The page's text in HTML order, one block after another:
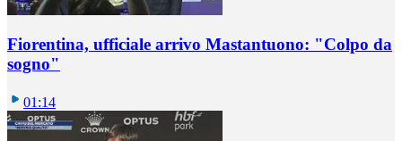
Fiorentina, ufficiale arrivo Mastantuono: "Colpo da
sogno"
01:14